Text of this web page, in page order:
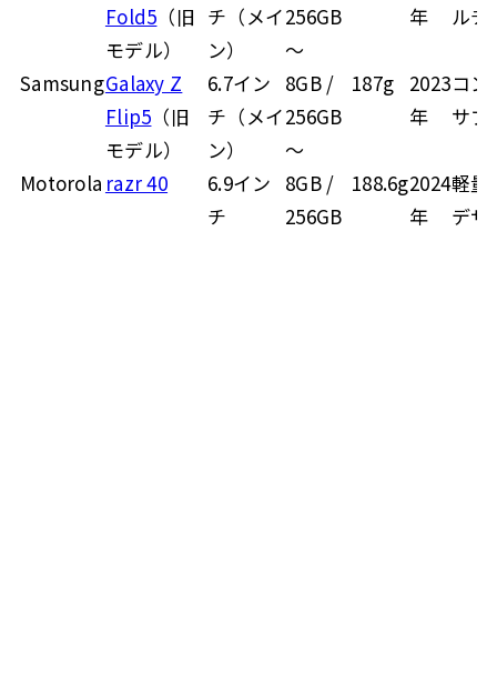
Fold5 （旧
モデル）
チ（メイ
ン）
256GB
～
年
ルチ
SamsungGalaxy Z
Flip5 （旧
モデル）
6.7イン
チ（メイ
ン）
8GB /
256GB
～
187g 2023
年
コ
サブ
Motorola razr 40
6.9イン
チ
8GB /
256GB
188.6g2024
年
軽量
デザ